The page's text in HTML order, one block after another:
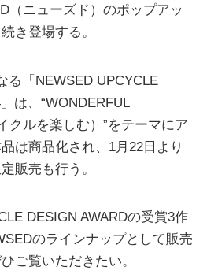
（ニューズド）のポップアッ
き登場する。
る「NEWSED UPCYCLE
は、“WONDERFUL
クルを楽しむ）”をテーマにア
は商品化され、1月22日より
販売も行う。
DESIGN AWARDの受賞3作
のラインナップとして販売
ご覧いただきたい。